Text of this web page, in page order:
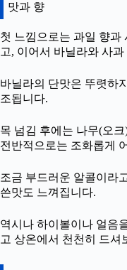
맛과 향
첫 느낌으로는 과일 향과
고, 이어서 바닐라와 사
바닐라의 단맛은 뚜렷하
조됩니다.
목 넘김 후에는 나무(오
전반적으로는 조화롭게
조금 부드러운 알콜이라
쓴맛도 느껴집니다.
역시나 하이볼이나 얼음
고 상온에서 천천히 드셔